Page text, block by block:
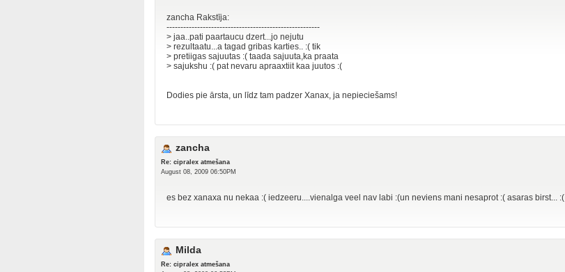
zancha Rakstīja:
-------------------------------------------------------
> jaa..pati paartaucu dzert...jo nejutu
> rezultaatu...a tagad gribas karties.. :( tik
> pretiigas sajuutas :( taada sajuuta,ka praata
> sajukshu :( pat nevaru apraaxtiit kaa juutos :(
Dodies pie ārsta, un līdz tam padzer Xanax, ja nepieciešams!
zancha
Re: cipralex atmešana
August 08, 2009 06:50PM
es bez xanaxa nu nekaa :( iedzeeru....vienalga veel nav labi :(un neviens mani nesaprot :( asaras birst... :(
Milda
Re: cipralex atmešana